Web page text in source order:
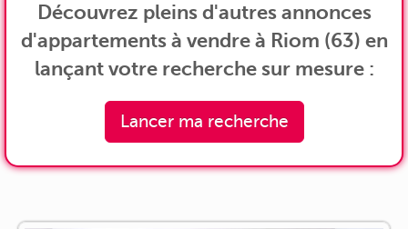
Découvrez pleins d'autres annonces
d'appartements à vendre à Riom (63) en
lançant votre recherche sur mesure :
Lancer ma recherche